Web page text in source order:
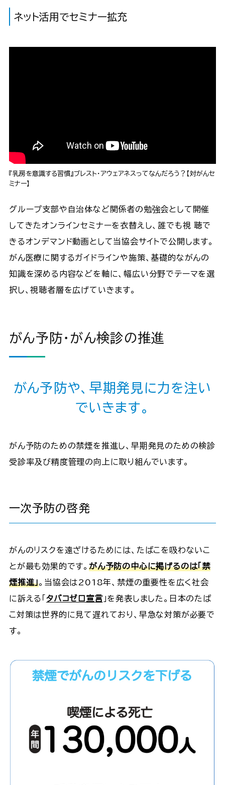
ネット活用でセミナー拡充
『乳房を意識する習慣』ブレスト・アウェアネスってなんだろう？【対がんセ
ミナー】
グループ支部や自治体など関係者の勉強会として開催
してきたオンラインセミナーを衣替えし、誰でも視 聴で
きるオンデマンド動画として当協会サイトで公開します。
がん医療に関するガイドラインや施策、基礎的ながんの
知識を深める内容などを軸に、幅広い分野でテーマを選
択し、視聴者層を広げていきます。
がん予防・がん検診の推進
がん予防や、早期発見に力を注い
でいきます。
がん予防のための禁煙を推進し、早期発見のための検診
受診率及び精度管理の向上に取り組んでいます。
一次予防の啓発
がんのリスクを遠ざけるためには、たばこを吸わないこ
とが最も効果的です。 がん予防の中心に掲げるのは「禁
煙推進」。当協会は2018年、禁煙の重要性を広く社会
に訴える「タバコゼロ宣言」を発表しました。日本のたば
こ対策は世界的に見て遅れており、早急な対策が必要で
す。